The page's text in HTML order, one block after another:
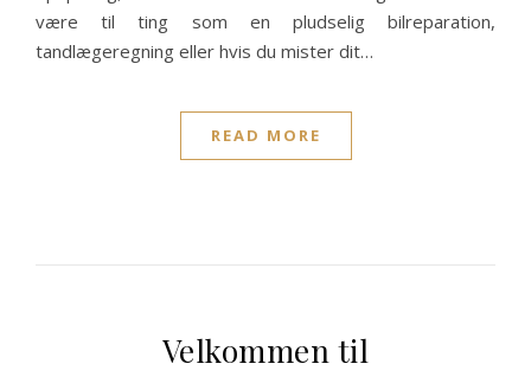
være til ting som en pludselig bilreparation,
tandlægeregning eller hvis du mister dit…
READ MORE
Velkommen til